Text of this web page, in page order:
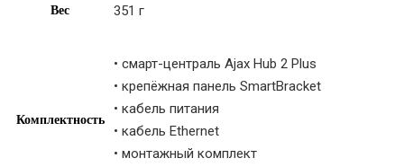
Вес 351 г
Комплектность
• смарт-централь Ajax Hub 2 Plus
• крепёжная панель SmartBracket
• кабель питания
• кабель Ethernet
• монтажный комплект